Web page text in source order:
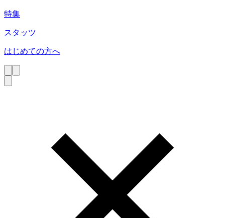
特集
スタッツ
はじめての方へ